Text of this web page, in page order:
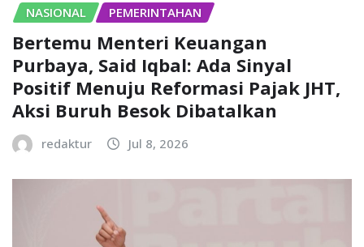
NASIONAL PEMERINTAHAN
Bertemu Menteri Keuangan
Purbaya, Said Iqbal: Ada Sinyal
Positif Menuju Reformasi Pajak JHT,
Aksi Buruh Besok Dibatalkan
redaktur Jul 8, 2026